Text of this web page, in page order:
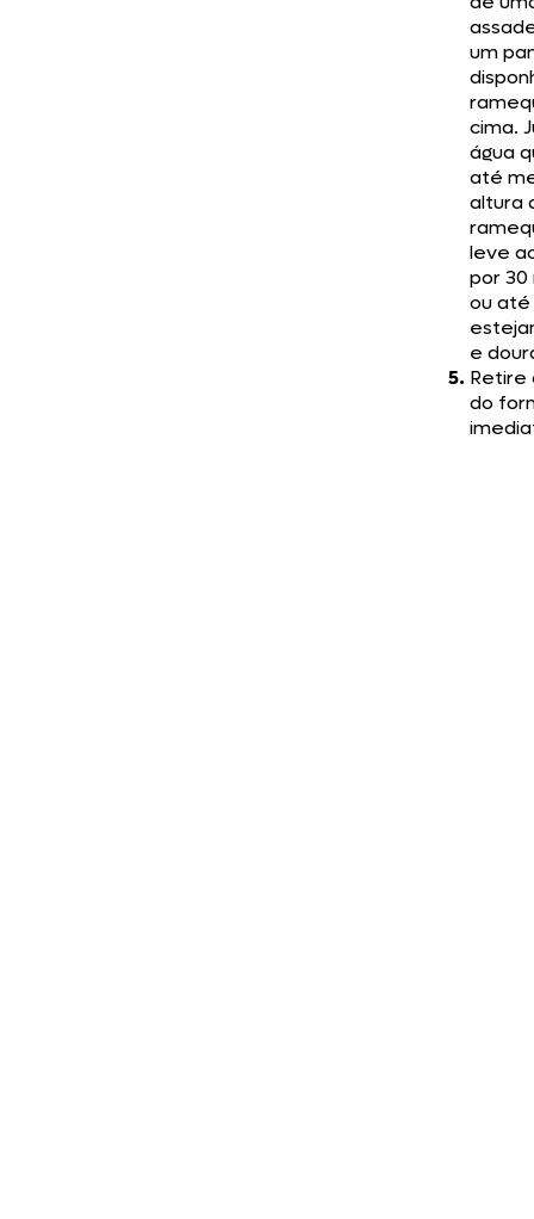
um
cima.
água
até
altura
leve
por 30
ou
e
Retire
do